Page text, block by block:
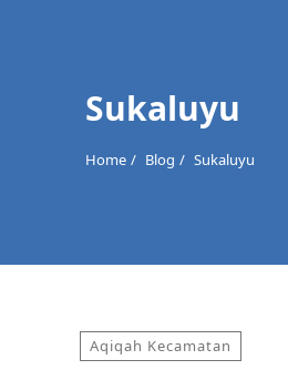
Sukaluyu
Home Blog Sukaluyu
Aqiqah Kecamatan